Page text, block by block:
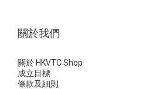
關於我們
關於 HKVTC Shop
成立目標
條款及細則